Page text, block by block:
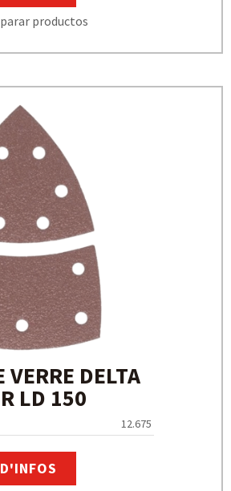
productos
VERRE DELTA
LD 150
12.675